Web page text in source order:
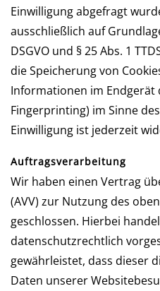
Einwilligung abgefragt
ausschließlich auf
DSGVO und § 25 Abs. 1
die Speicherung von
Informationen im Endgerät
Fingerprinting) im Sinne
Einwilligung ist jederzeit
Auftragsverarbeitung
Wir haben einen Vertrag
(AVV) zur Nutzung des
geschlossen. Hierbei
datenschutzrechtlich
gewährleistet, dass dieser
Daten unserer